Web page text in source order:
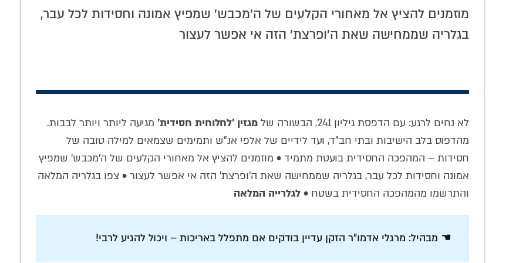
מוזמנים להציץ אל מאחורי הקלעים של ה'מכבש' שמפיץ אמונה וחסידות לכל עבר,
בגלריה שממחישה שאת ה'ופרצת' הזה אי אפשר לעצור
לא נחים לרגע: עם הדפסת גיליון 241, הבשורה של מגזין 'לחלוחית חסידית' מגיעה ליותר ויותר לבבות.
מהדפוס בלב הישיבות ובתי חב"ד, ועד לידיים של אלפי אנ"ש ותמימים שצמאים למילה טובה של
חסידות – המהפכה החסידית בועטת מתמיד • מוזמנים להציץ אל מאחורי הקלעים של ה'מכבש' שמפיץ
אמונה וחסידות לכל עבר, בגלריה שממחישה שאת ה'ופרצת' הזה אי אפשר לעצור • צפו בגלריה המלאה
והתרשמו מהמהפכה החסידית בשטח • לגלרייה המלאה
☚ מבהיל: מרגלי אדמו"ר הזקן עדיין בודקים אם מתפלל באריכות – ויכול להגיע לרבי!
איך מחנכים ילד בקעמפ 'לחשוב
חסידות' בתפילה? התגובה הבלתי
נשכחת של הרבי • צפו
ניגון חב"ד עתיק מהבעל שם טוב: אליהו
הנביא • האזינו
האזינו: שאלות
'עבודת התפילה' •
משא מיוחד: הדבר
זה להתפלל
כתבה מרתקת: מהי
הנחיתה על הירח?
וידאו נדיר: הרבי
ט"ו בשבט: וידאו